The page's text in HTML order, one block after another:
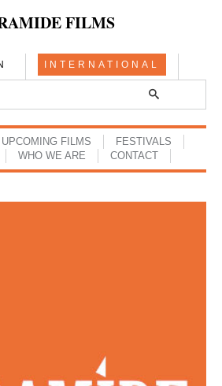
FILMS
INTERNATIONAL
UPCOMING FILMS
FESTIVALS
WHO WE ARE CONTACT